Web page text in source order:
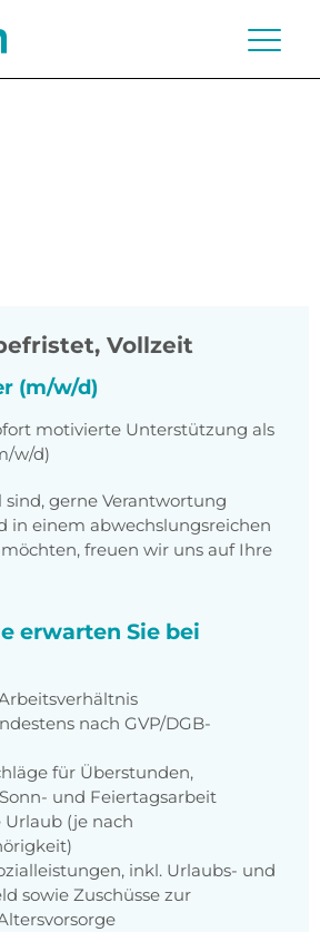
Vollzeit
(m/w/d)
motivierte Unterstützung als
w/d)
sind, gerne Verantwortung
in einem abwechslungsreichen
freuen wir uns auf Ihre
erwarten Sie bei
nach GVP/DGB-
für Überstunden,
und Feiertagsarbeit
Urlaub (je nach
inkl. Urlaubs- und
sowie Zuschüsse zur